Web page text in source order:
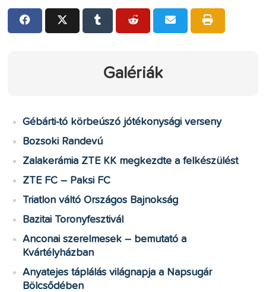
Galériák
Gébárti-tó körbeúszó jótékonysági verseny
Bozsoki Randevú
Zalakerámia ZTE KK megkezdte a felkészülést
ZTE FC – Paksi FC
Triatlon váltó Országos Bajnokság
Bazitai Toronyfesztivál
Anconai szerelmesek – bemutató a
Kvártélyházban
Anyatejes táplálás világnapja a Napsugár
Bölcsődében